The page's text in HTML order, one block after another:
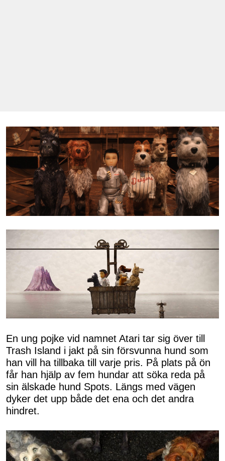
En ung pojke vid namnet Atari tar sig över till
Trash Island i jakt på sin försvunna hund som
han vill ha tillbaka till varje pris. På plats på ön
får han hjälp av fem hundar att söka reda på
sin älskade hund Spots. Längs med vägen
dyker det upp både det ena och det andra
hindret.